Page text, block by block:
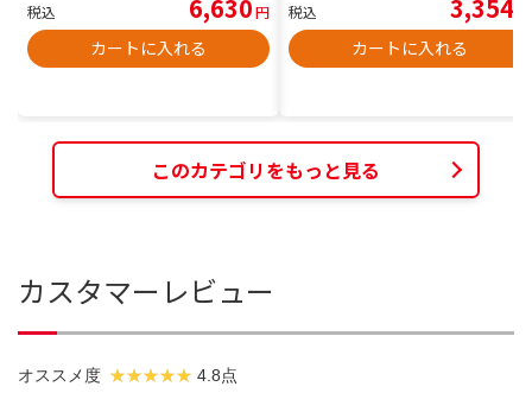
税込 6,630円
カートに入れる
税込 3,354
カートに入れる
このカテゴリをもっと見る
カスタマーレビュー
オススメ度 4.8点